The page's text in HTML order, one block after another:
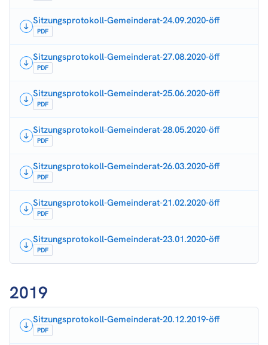
Sitzungsprotokoll-Gemeinderat-24.09.2020-öff
PDF
Sitzungsprotokoll-Gemeinderat-27.08.2020-öff
PDF
Sitzungsprotokoll-Gemeinderat-25.06.2020-öff
PDF
Sitzungsprotokoll-Gemeinderat-28.05.2020-öff
PDF
Sitzungsprotokoll-Gemeinderat-26.03.2020-öff
PDF
Sitzungsprotokoll-Gemeinderat-21.02.2020-öff
PDF
Sitzungsprotokoll-Gemeinderat-23.01.2020-öff
PDF
2019
Sitzungsprotokoll-Gemeinderat-20.12.2019-öff
PDF